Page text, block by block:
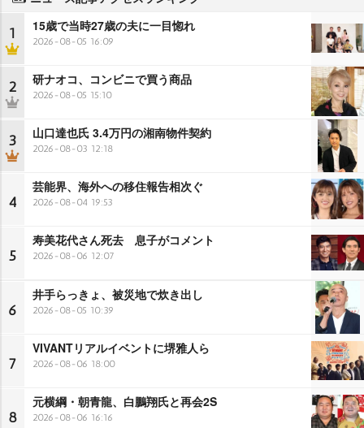
1 15歳で当時27歳の夫に一目惚れ
2026-08-05 16:09
2 研ナオコ、コンビニで買う商品
2026-08-05 15:10
3 山口達也氏 3.4万円の湘南物件契約
2026-08-03 12:18
4
芸能界、海外への移住報告相次ぐ
2026-08-04 19:53
5
寿美花代さん死去 息子がコメント
2026-08-06 12:07
6
井手らっきょ、被災地で炊き出し
2026-08-05 10:39
7
VIVANTリアルイベントに堺雅人ら
2026-08-06 18:00
8
元横綱・朝青龍、白鵬翔氏と再会2S
2026-08-06 16:16